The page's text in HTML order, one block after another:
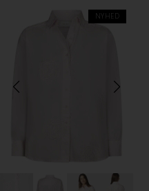
NYHED